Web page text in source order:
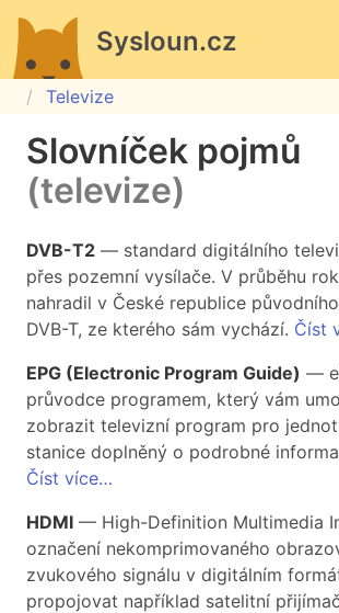
Sysloun.cz
Televize
Slovníček pojmů
(televize)
DVB-T2 — standard digitálního
přes pozemní vysílače. V průběhu
nahradil v České republice
DVB-T, ze kterého sám vychází. Číst
EPG (Electronic Program Guide) —
průvodce programem, který vám
zobrazit televizní program pro
stanice doplněný o podrobné
Číst více…
HDMI — High-Definition Multimedia
označení nekomprimovaného
zvukového signálu v digitálním
propojovat například satelitní